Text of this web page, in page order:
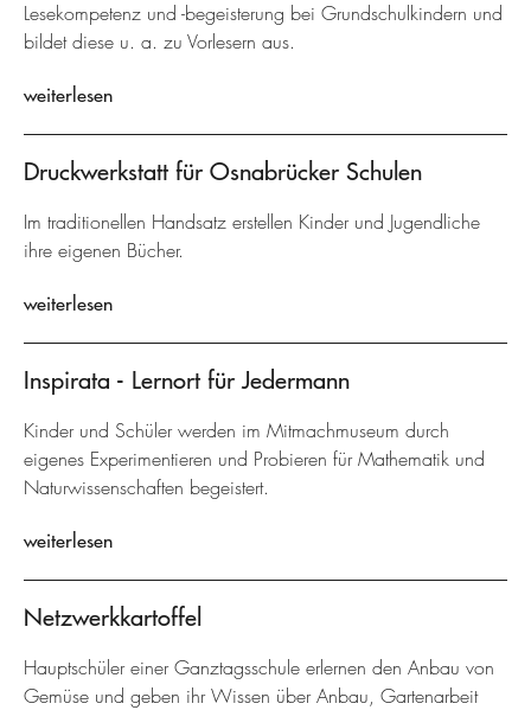
Lesekompetenz und -begeisterung bei Grundschulkindern und
bildet diese u. a. zu Vorlesern aus.
weiterlesen
Druckwerkstatt für Osnabrücker Schulen
Im traditionellen Handsatz erstellen Kinder und Jugendliche
ihre eigenen Bücher.
weiterlesen
Inspirata - Lernort für Jedermann
Kinder und Schüler werden im Mitmachmuseum durch
eigenes Experimentieren und Probieren für Mathematik und
Naturwissenschaften begeistert.
weiterlesen
Netzwerkkartoffel
Hauptschüler einer Ganztagsschule erlernen den Anbau von
Gemüse und geben ihr Wissen über Anbau, Gartenarbeit